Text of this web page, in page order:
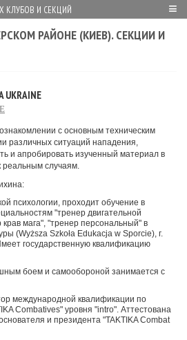
КЛУБОВ И СЕКЦИЙ ≡
РАЙОНЕ (КИЕВ). СЕКЦИИ И
UKRAINE
с основным техническим
различных ситуаций нападения,
и апробировать изученный материал в
реальным случаям.
психологии, проходит обучение в
"тренер двигательной
крав мага", "тренер персональный" в
(Wyższa Szkoła Edukacja w Sporcie), г.
государственную квалификацию
боем и самообороной занимается с
международной квалификации по
Combatives" уровня "intro". Аттестована
и президента "TAKTIKA Combat